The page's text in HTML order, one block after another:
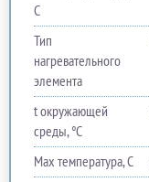
C
Тип
нагревательного
элемента
t окружающей
среды, °C
Max температура, C